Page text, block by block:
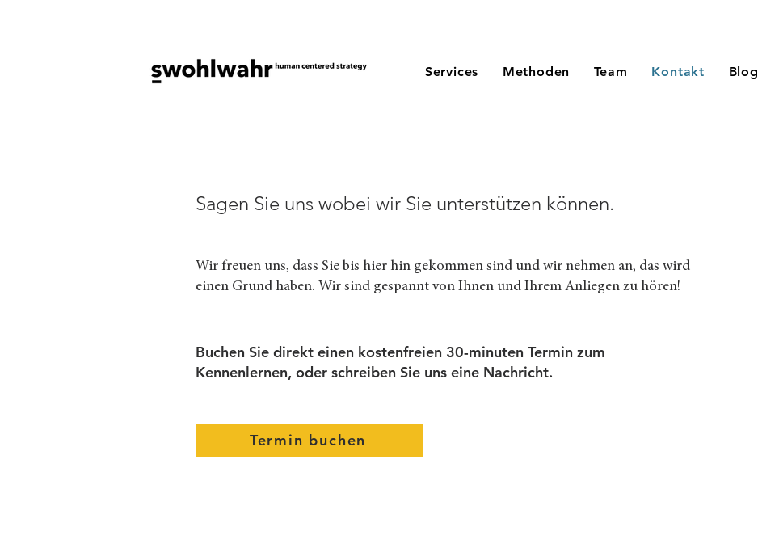
Services Methoden Team Kontakt Blog
Sagen Sie uns wobei wir Sie unterstützen können.
Wir freuen uns, dass Sie bis hier hin gekommen sind und wir nehmen an, das wird
einen Grund haben. Wir sind gespannt von Ihnen und Ihrem Anliegen zu hören!
Buchen Sie direkt einen kostenfreien 30-minuten Termin zum
Kennenlernen, oder schreiben Sie uns eine Nachricht.
Termin buchen